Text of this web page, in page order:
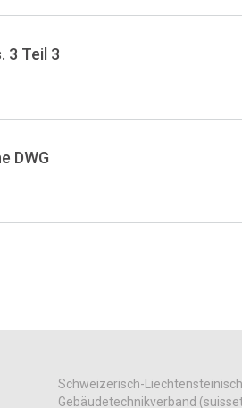
3 Teil 3
DWG
Schweizerisch-
Gebäudetechnikverband